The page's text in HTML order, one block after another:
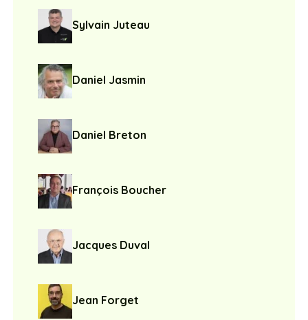
Sylvain Juteau
Daniel Jasmin
Daniel Breton
François Boucher
Jacques Duval
Jean Forget